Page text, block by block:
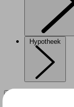
Hypotheek